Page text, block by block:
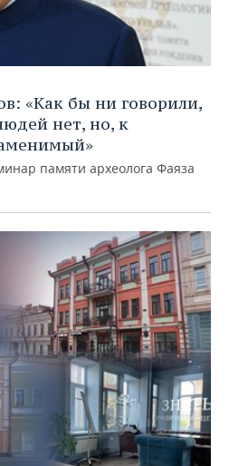
«Как бы ни говорили,
нет, но, к
памяти археолога Фаяза